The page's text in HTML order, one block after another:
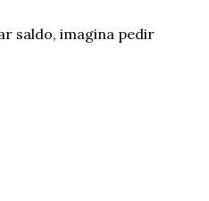
saldo, imagina pedir